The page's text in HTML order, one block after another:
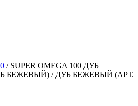
/ SUPER OMEGA 100 ДУБ
БЕЖЕВЫЙ) / ДУБ БЕЖЕВЫЙ (АРТ.